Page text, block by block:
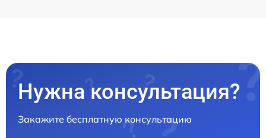
Нужна консультация?
Закажите бесплатную консультацию